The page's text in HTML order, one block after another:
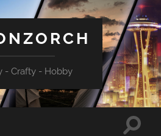
- Crafty - Hobby